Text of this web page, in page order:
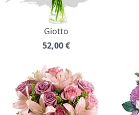
Giotto
52,00€